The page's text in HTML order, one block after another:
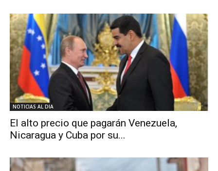
NOTICIAS AL DIA
El alto precio que pagarán Venezuela,
Nicaragua y Cuba por su...